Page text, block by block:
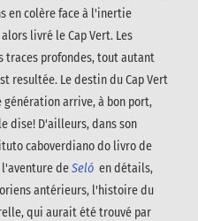
en colère face à l'inertie
livré le Cap Vert. Les
traces profondes, tout autant
resultée. Le destin du Cap Vert
arrive, à bon port,
dise! D'ailleurs, dans son
caboverdiano do livro de
l'aventure deSeló en détails,
antérieurs, l'histoire du
qui aurait été trouvé par